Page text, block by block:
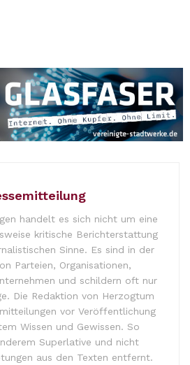
handelt es sich nicht um eine
kritische Berichterstattung
Sinne. Es sind in der
Parteien, Organisationen,
und schildern oft nur
Die Redaktion von Herzogtum
vor Veröffentlichung
Wissen und Gewissen. So
Superlative und nicht
aus den Texten entfernt.